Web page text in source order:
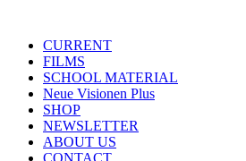
CURRENT
FILMS
SCHOOL MATERIAL
Neue Visionen Plus
SHOP
NEWSLETTER
ABOUT US
CONTACT